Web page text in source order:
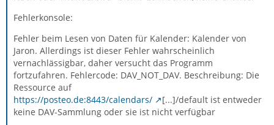
Fehlerkonsole:
Fehler beim Lesen von Daten für Kalender: Kalender von
Jaron. Allerdings ist dieser Fehler wahrscheinlich
vernachlässigbar, daher versucht das Programm
fortzufahren. Fehlercode: DAV_NOT_DAV. Beschreibung: Die
Ressource auf
https://posteo.de:8443/calendars/
[...]/default ist entweder
keine DAV-Sammlung oder sie ist nicht verfügbar